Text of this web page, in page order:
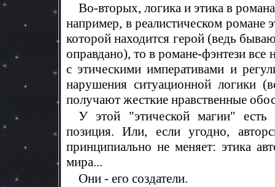
Во-вторых, логика и этика в
например, в реалистическом романе
которой находится герой (ведь
оправдано), то в романе-фэнтези
с этическими императивами и
нарушения ситуационной логики
получают жесткие нравственные
У этой "этической магии" есть
позиция. Или, если угодно,
принципиально не меняет: этика
мира...
Они - его создатели.